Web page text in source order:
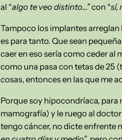
al “algo te veo distinto…”con “sí,
Tampoco los implantes arreglan
es para tanto. Que sean
caer en eso sería como ceder al
como una pasa con tetas de 25
cosas, entonces en las que me
Porque soy hipocondríaca,
mamografía) y le ruego al
tengo cáncer, no dicte enfrente